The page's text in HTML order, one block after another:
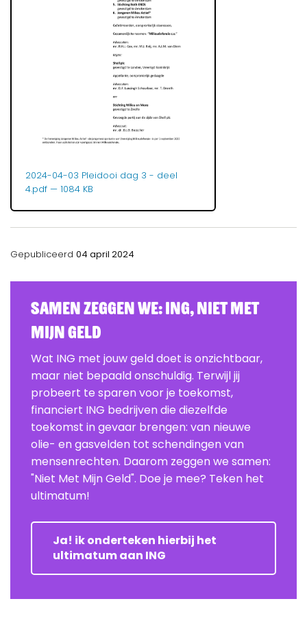
2024-04-03 Pleidooi dag 3 - deel
4.pdf — 1084 KB
Gepubliceerd 04 april 2024
Samen zeggen we: ING, Niet Met
Mijn Geld
Wat ING met jouw geld doet is onzichtbaar,
maar niet bepaald onschuldig. Terwijl jij
probeert te sparen voor je toekomst,
financiert ING bedrijven die diezelfde
toekomst in gevaar brengen: van nieuwe
olie- en gasvelden tot schendingen van
mensenrechten. Daarom zeggen we samen:
"Niet Met Mijn Geld". Doe je mee? Teken het
ultimatum!
Ja! ik onderteken hierbij het
ultimatum aan ING